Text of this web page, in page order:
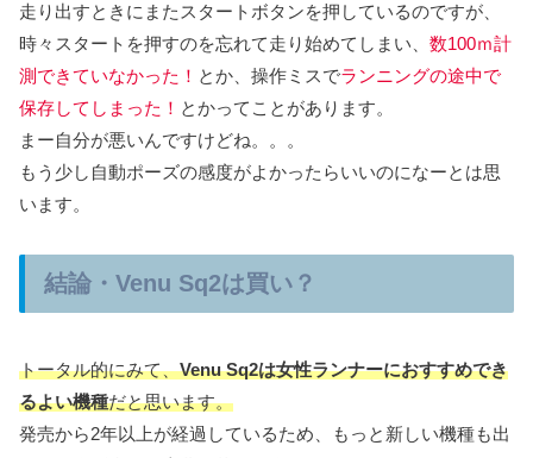
走り出すときにまたスタートボタンを押しているのですが、
時々スタートを押すのを忘れて走り始めてしまい、 数100ｍ計
測できていなかった！ とか、操作ミスでランニングの途中で
保存してしまった！ とかってことがあります。
まー自分が悪いんですけどね。。。
もう少し自動ポーズの感度がよかったらいいのになーとは思
います。
結論・Venu Sq2は買い？
トータル的にみて、Venu Sq2は女性ランナーにおすすめでき
るよい機種だと思います。
発売から2年以上が経過しているため、もっと新しい機種も出